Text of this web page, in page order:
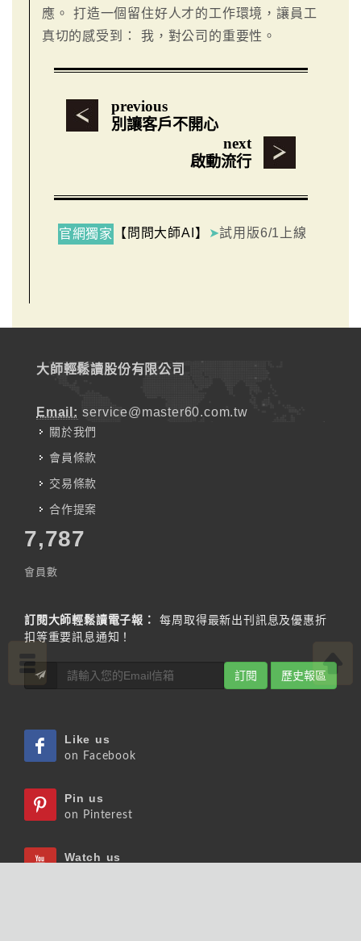
應。 打造一個留住好人才的工作環境，讓員工
真切的感受到： 我，對公司的重要性。
previous
別讓客戶不開心
next
啟動流行
官網獨家 【問問大師AI】 ➤試用版6/1上線
大師輕鬆讀股份有限公司
Email: service@master60.com.tw
關於我們
會員條款
交易條款
合作提案
7,787
會員數
訂閱大師輕鬆讀電子報：
每周取得最新出刊訊息及優惠折
扣等重要訊息通知！
訂閱 歷史報區
Like us
on Facebook
Pin us
on Pinterest
Watch us